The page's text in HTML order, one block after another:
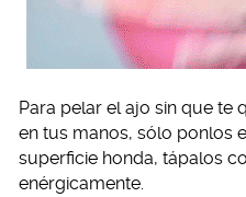
Para pelar el ajo sin que
en tus manos, sólo ponlos
superficie honda, tápalos
enérgicamente.